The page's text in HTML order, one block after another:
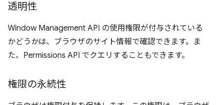
透明性
Window Management API の使用権限が付与されている
かどうかは、ブラウザのサイト情報で確認できます。ま
た、Permissions API でクエリすることもできます。
権限の永続性